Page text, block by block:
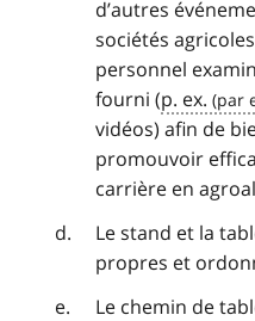
d’autres
sociétés
personnel
fourni (p. ex.
vidéos) afin de
promouvoir
carrière en
Le stand et la
propres et
Le chemin de